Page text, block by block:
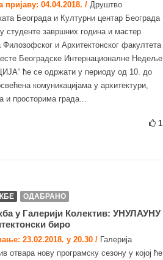
пријаву: 04.04.2018. / Друштво
Београда и Културни центар Београда
студенте завршних година и мастер
Филозофског и Архитектонског факултета
Београдске Интернационалне Недеље
ће се oдржати у периоду од 10. до
комуникацијама у архитектури,
и просторима града...
1
ОДАБРАНО
у Галерији Колектив: УНУЛАУНУ
биро
23.02.2018. у 20.30 / Галерија
отвара нову програмску сезону у којој ће